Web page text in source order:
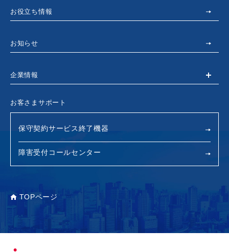
お役立ち情報
お知らせ
企業情報
お客さまサポート
保守契約サービス終了機器
障害受付コールセンター
TOPページ